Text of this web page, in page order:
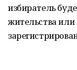
избиратель
жительства или